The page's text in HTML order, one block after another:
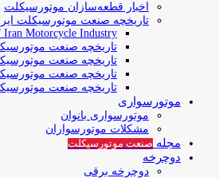
اخبار قطعه‌سازان موتورسیکلت
تاریخچه صنعت موتورسیکلت
Iran Motorcycle Industry
تاریخچه صنعت
تاریخچه صنعت
تاریخچه صنعت
تاریخچه صنعت
موتورسواری
موتورسواری بانوان
مشکلات موتورسواران
مجله صنعت موتورسیکلت
دوچرخه
دوچرخه برقی